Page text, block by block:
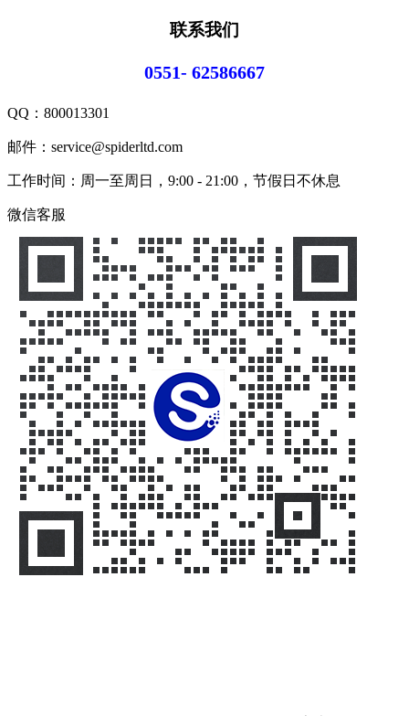
联系我们
0551- 62586667
QQ： 800013301
邮件：service@spiderltd.com
工作时间：周一至周日，9:00 - 21:00，节假日不休息
微信客服